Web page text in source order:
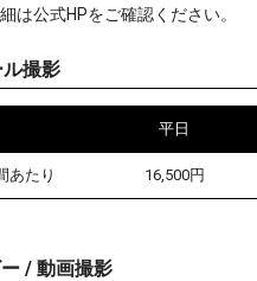
は公式HPをご確認ください。
ル撮影
平日
あたり 16,500円
/ 動画撮影